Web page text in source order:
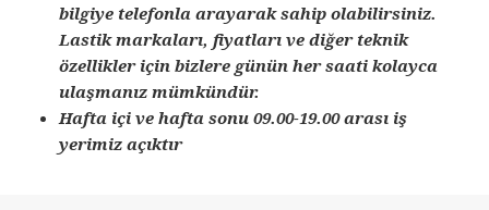
bilgiye telefonla arayarak sahip olabilirsiniz.
Lastik markaları, fiyatları ve diğer teknik
özellikler için bizlere günün her saati kolayca
ulaşmanız mümkündür.
Hafta içi ve hafta sonu 09.00-19.00 arası iş
yerimiz açıktır